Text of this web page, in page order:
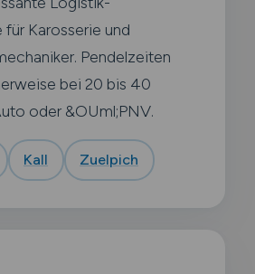
Karosserie und
Pendelzeiten
bei 20 bis 40
oder &OUml;PNV.
Kall Zuelpich